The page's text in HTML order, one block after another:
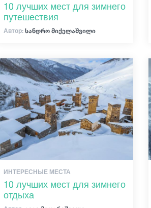
10 лучших мест для зимнего
путешествия
Автор: სანდრო მიქელაშვილი
ИНТЕРЕСНЫЕ МЕСТА
10 лучших мест для зимнего
отдыха